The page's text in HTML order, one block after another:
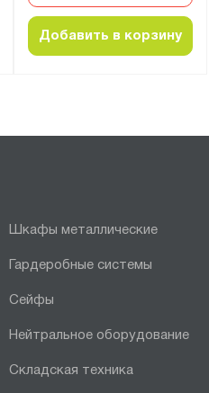
Добавить в корзину
Шкафы металлические
Гардеробные системы
Сейфы
Нейтральное оборудование
Складская техника